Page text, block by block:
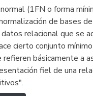
(1FN o forma
de bases
relacional que se
cierto conjunto
básicamente a
fiel de una